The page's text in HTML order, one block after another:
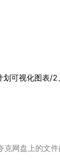
可视化图表/
网盘上的文